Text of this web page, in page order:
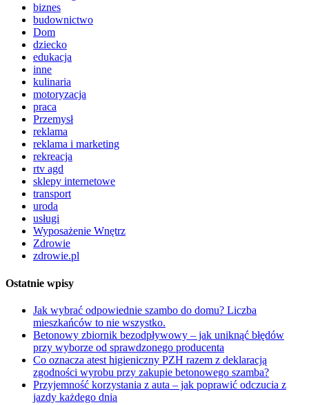
biznes
budownictwo
Dom
dziecko
edukacja
inne
kulinaria
motoryzacja
praca
Przemysł
reklama
reklama i marketing
rekreacja
rtv agd
sklepy internetowe
transport
uroda
usługi
Wyposażenie Wnętrz
Zdrowie
zdrowie.pl
Ostatnie wpisy
Jak wybrać odpowiednie szambo do domu? Liczba
mieszkańców to nie wszystko.
Betonowy zbiornik bezodpływowy – jak uniknąć błędów
przy wyborze od sprawdzonego producenta
Co oznacza atest higieniczny PZH razem z deklaracją
zgodności wyrobu przy zakupie betonowego szamba?
Przyjemność korzystania z auta – jak poprawić odczucia z
jazdy każdego dnia